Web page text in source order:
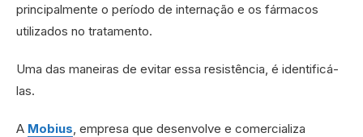
principalmente o período de internação e os fármacos
utilizados no tratamento.
Uma das maneiras de evitar essa resistência, é identificá-
las.
A Mobius , empresa que desenvolve e comercializa